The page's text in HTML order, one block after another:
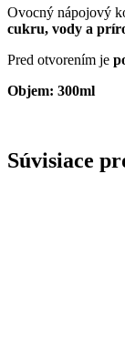
Ovocný nápojový
cukru, vody a
Pred otvorením je
Objem: 300ml
Súvisiace